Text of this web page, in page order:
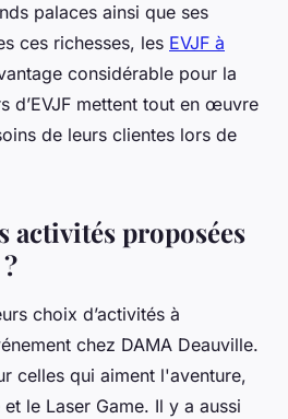
palaces ainsi que ses
ces richesses, les EVJF à
considérable pour la
d’EVJF mettent tout en œuvre
de leurs clientes lors de
activités proposées
choix d’activités à
chez DAMA Deauville.
celles qui aiment l'aventure,
le Laser Game. Il y a aussi